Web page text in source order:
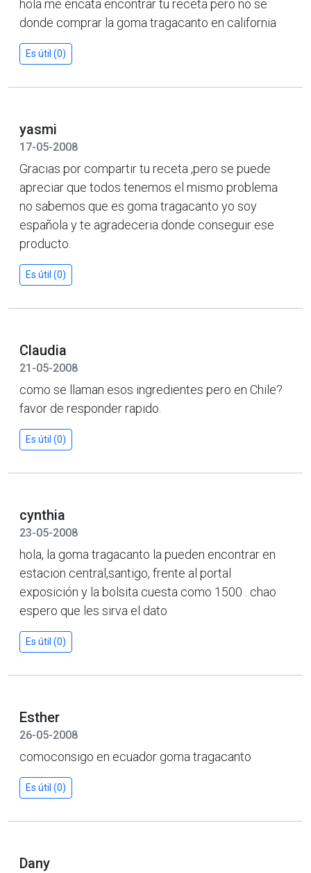
hola me encata encontrar tu receta pero no se
donde comprar la goma tragacanto en california
Es útil (0)
yasmi
17-05-2008
Gracias por compartir tu receta ,pero se puede
apreciar que todos tenemos el mismo problema
no sabemos que es goma tragacanto yo soy
española y te agradeceria donde conseguir ese
producto.
Es útil (0)
Claudia
21-05-2008
como se llaman esos ingredientes pero en Chile?
favor de responder rapido.
Es útil (0)
cynthia
23-05-2008
hola, la goma tragacanto la pueden encontrar en
estacion central,santigo, frente al portal
exposición y la bolsita cuesta como 1500 . chao
espero que les sirva el dato
Es útil (0)
Esther
26-05-2008
comoconsigo en ecuador goma tragacanto
Es útil (0)
Dany